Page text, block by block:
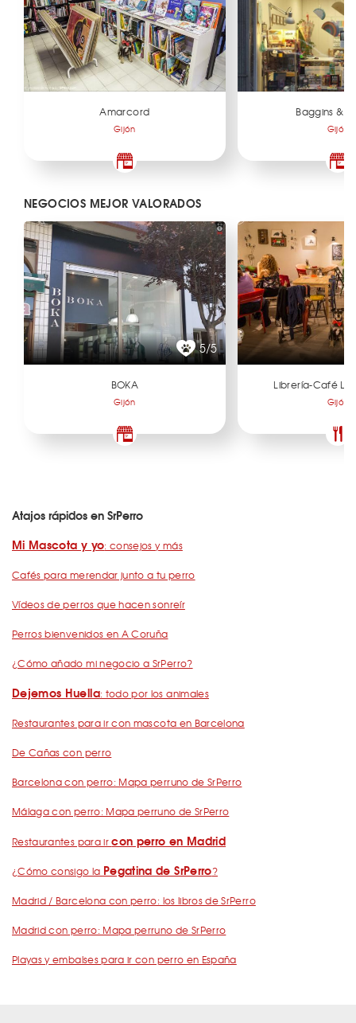
Amarcord
Gijón
Baggins &
Gijón
NEGOCIOS MEJOR VALORADOS
5/5
BOKA
Gijón
Librería-Café La
Gijón
Atajos rápidos en SrPerro
Mi Mascota y yo: consejos y más
Cafés para merendar junto a tu perro
Vídeos de perros que hacen sonreír
Perros bienvenidos en A Coruña
¿Cómo añado mi negocio a SrPerro?
Dejemos Huella: todo por los animales
Restaurantes para ir con mascota en Barcelona
De Cañas con perro
Barcelona con perro: Mapa perruno de SrPerro
Málaga con perro: Mapa perruno de SrPerro
Restaurantes para ircon perro en Madrid
¿Cómo consigo la Pegatina de SrPerro?
Madrid / Barcelona con perro: los libros de SrPerro
Madrid con perro: Mapa perruno de SrPerro
Playas y embalses para ir con perro en España